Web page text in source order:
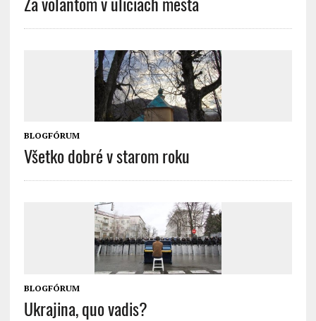
BLOGFÓRUM
Všetko dobré v starom roku
BLOGFÓRUM
Ukrajina, quo vadis?